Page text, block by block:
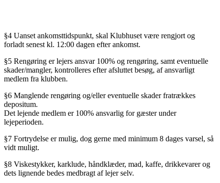
§4 Uanset ankomsttidspunkt, skal Klubhuset være rengjort og
forladt senest kl. 12:00 dagen efter ankomst.
§5 Rengøring er lejers ansvar 100% og rengøring, samt eventuelle
skader/mangler, kontrolleres efter afsluttet besøg, af ansvarligt
medlem fra klubben.
§6 Manglende rengøring og/eller eventuelle skader fratrækkes
depositum.
Det lejende medlem er 100% ansvarlig for gæster under
lejeperioden.
§7 Fortrydelse er mulig, dog gerne med minimum 8 dages varsel, så
vidt muligt.
§8 Viskestykker, karklude, håndklæder, mad, kaffe, drikkevarer og
dets lignende bedes medbragt af lejer selv.